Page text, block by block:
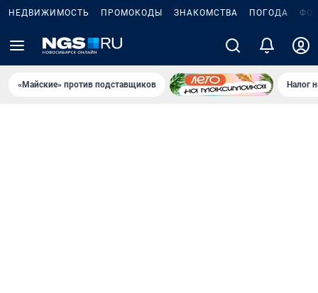
НЕДВИЖИМОСТЬ ПРОМОКОДЫ ЗНАКОМСТВА ПОГОДА
«Майские» против подставщиков Налог